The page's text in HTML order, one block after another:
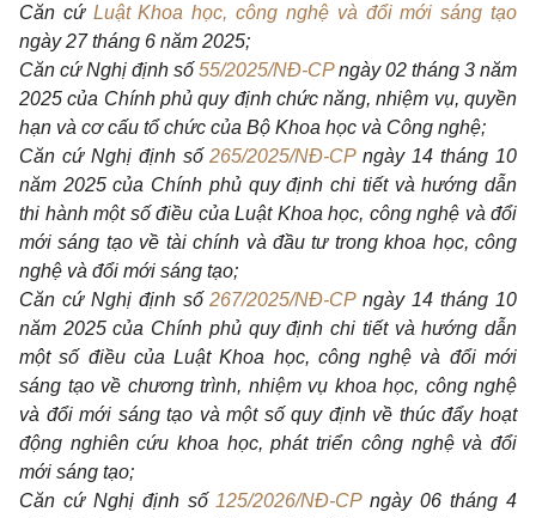
Căn cứ Luật Khoa học, công nghệ và đổi mới sáng tạo
ngày 27 tháng 6 năm 2025;
Căn cứ Nghị định số 55/2025/NĐ-CPngày 02 tháng 3 năm
2025 của Chính phủ quy định chức năng, nhiệm vụ, quyền
hạn và cơ cấu tổ chức của Bộ Khoa học và Công nghệ;
Căn cứ Nghị định số265/2025/NĐ-CPngày 14 tháng 10
năm 2025 của Chính phủ quy định chi tiết và hướng dẫn
thi hành một số điều của Luật Khoa học, công nghệ và đổi
mới sáng tạo về tài chính và đầu tư trong khoa học, công
nghệ và đổi mới sáng tạo;
Căn cứ Nghị định số267/2025/NĐ-CPngày 14 tháng 10
năm 2025 của Chính phủ quy định chi tiết và hướng dẫn
một số điều của Luật Khoa học, công nghệ và đổi mới
sáng tạo về chương trình, nhiệm vụ khoa học, công nghệ
và đổi mới sáng tạo và một số quy định về thúc đẩy hoạt
động nghiên cứu khoa học, phát triển công nghệ và đổi
mới sáng tạo;
Căn cứ Nghị định số 125/2026/NĐ-CPngày 06 tháng 4